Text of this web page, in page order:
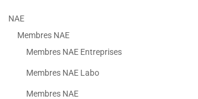
NAE
Membres NAE
Membres NAE Entreprises
Membres NAE Labo
Membres NAE